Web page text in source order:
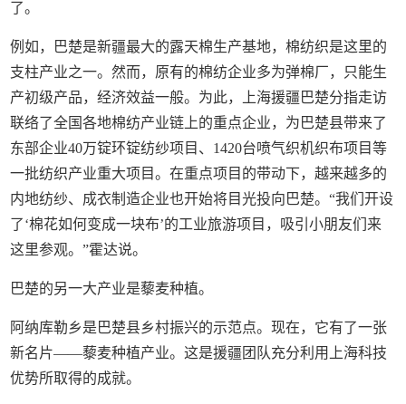
了。
例如，巴楚是新疆最大的露天棉生产基地，棉纺织是这里的
支柱产业之一。然而，原有的棉纺企业多为弹棉厂，只能生
产初级产品，经济效益一般。为此，上海援疆巴楚分指走访
联络了全国各地棉纺产业链上的重点企业，为巴楚县带来了
东部企业40万锭环锭纺纱项目、1420台喷气织机织布项目等
一批纺织产业重大项目。在重点项目的带动下，越来越多的
内地纺纱、成衣制造企业也开始将目光投向巴楚。“我们开设
了‘棉花如何变成一块布’的工业旅游项目，吸引小朋友们来
这里参观。”霍达说。
巴楚的另一大产业是藜麦种植。
阿纳库勒乡是巴楚县乡村振兴的示范点。现在，它有了一张
新名片——藜麦种植产业。这是援疆团队充分利用上海科技
优势所取得的成就。